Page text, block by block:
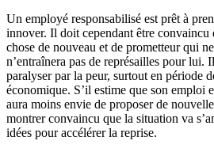
Un employé responsabilisé est prêt à
innover. Il doit cependant être convaincu
chose de nouveau et de prometteur qui
n’entraînera pas de représailles pour lui.
paralyser par la peur, surtout en période
économique. S’il estime que son emploi
aura moins envie de proposer de
montrer convaincu que la situation va
idées pour accélérer la reprise.